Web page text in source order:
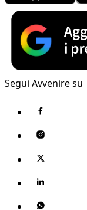
Segui Avvenire su